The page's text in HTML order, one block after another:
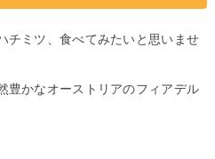
チミツ、食べてみたいと思いませ
豊かなオーストリアのフィアデル